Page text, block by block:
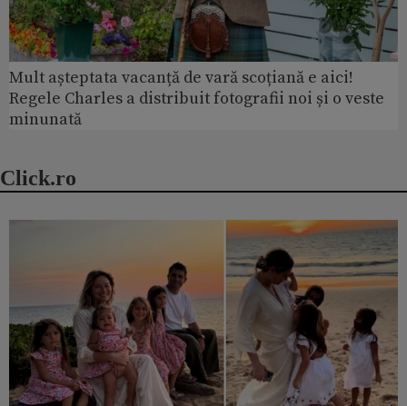
Mult așteptata vacanță de vară scoțiană e aici!
Regele Charles a distribuit fotografii noi și o veste
minunată
Click.ro